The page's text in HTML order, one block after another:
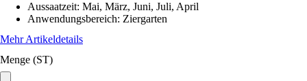
Aussaatzeit: Mai, März, Juni, Juli, April
Anwendungsbereich: Ziergarten
Mehr Artikeldetails
Menge (ST)